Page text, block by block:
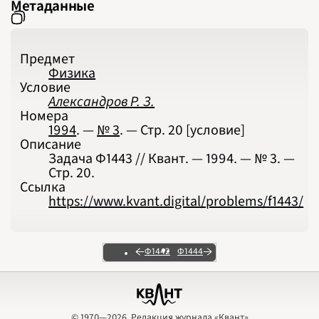
Метаданные
Предмет
Физика
Условие
Александров Р. З.
Номера
1994. —№ 3. — Стр.20 [условие]
Описание
Задача Ф1443 // Квант. — 1994. — № 3. —
Стр. 20.
Ссылка
https://www.kvant.digital/problems/f1443/
Ф1442 Ф1444